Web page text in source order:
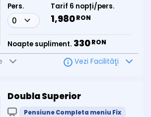
Pers. Tarif 6 nopți/pers.
1,980RON
Noapte supliment. 330RON
Vezi Facilităţi
Doubla Superior
Pensiune Completa meniu Fix